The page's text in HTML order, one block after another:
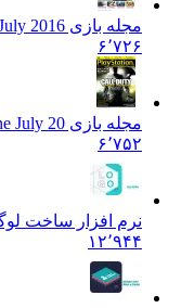
مجله بازی XBOX 2016July 2016
مجله بازی 2016July 20
نرم افزار ساخت لوگو برای
۱۲٬۹۴۴